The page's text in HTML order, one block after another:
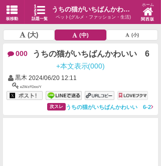
板移動 話題一覧
うちの猫がいちばんかわいい 6
ペット(グルメ・ファッション・生活)
ホーム
関西版
(大) (中) (小)
000 うちの猫がいちばんかわいい 6
+本文表示(000)
黒木 2024/06/20 12:11
eZWzFDoo/Y
次スレ うちの猫がいちばんかわいい 6-2